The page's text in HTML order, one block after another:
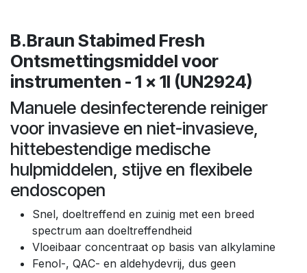
B.Braun Stabimed Fresh
Ontsmettingsmiddel voor
instrumenten - 1 x 1l (UN2924)
Manuele desinfecterende reiniger
voor invasieve en niet-invasieve,
hittebestendige medische
hulpmiddelen, stijve en flexibele
endoscopen
Snel, doeltreffend en zuinig met een breed
spectrum aan doeltreffendheid
Vloeibaar concentraat op basis van alkylamine
Fenol-, QAC- en aldehydevrij, dus geen